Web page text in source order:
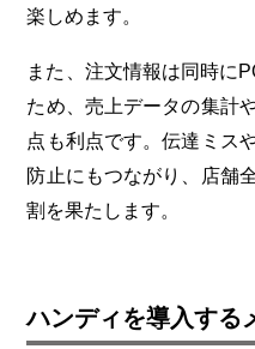
楽しめます。
また、注文情報は同時に
ため、売上データの集計
点も利点です。伝達ミス
防止にもつながり、店舗
割を果たします。
ハンディを導入する